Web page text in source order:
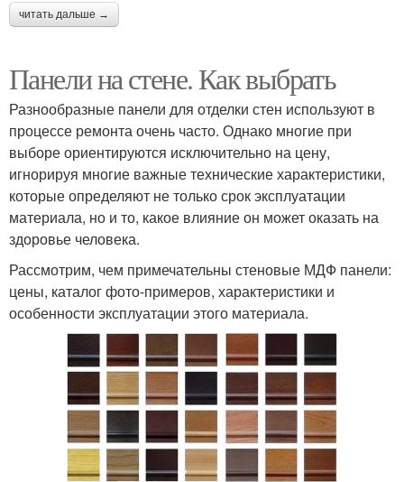
читать дальше →
Панели на стене. Как выбрать
Разнообразные панели для отделки стен используют в
процессе ремонта очень часто. Однако многие при
выборе ориентируются исключительно на цену,
игнорируя многие важные технические характеристики,
которые определяют не только срок эксплуатации
материала, но и то, какое влияние он может оказать на
здоровье человека.
Рассмотрим, чем примечательны стеновые МДФ панели:
цены, каталог фото-примеров, характеристики и
особенности эксплуатации этого материала.